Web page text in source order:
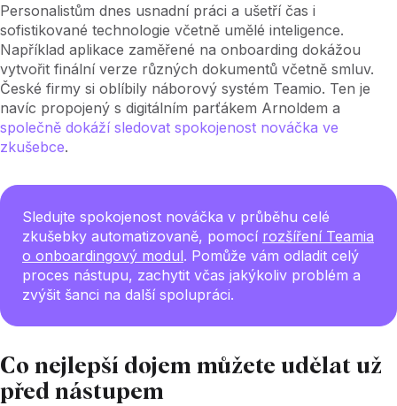
Personalistům dnes usnadní práci a ušetří čas i
sofistikované technologie včetně umělé inteligence.
Například aplikace zaměřené na onboarding dokážou
vytvořit finální verze různých dokumentů včetně smluv.
České firmy si oblíbily náborový systém Teamio. Ten je
navíc propojený s digitálním parťákem Arnoldem a
společně dokážísledovat spokojenost nováčka ve
zkušebce.
Sledujte spokojenost nováčka v průběhu celé
zkušebky automatizovaně, pomocí rozšíření Teamia
o onboardingový modul. Pomůže vám odladit celý
proces nástupu, zachytit včas jakýkoliv problém a
zvýšit šanci na další spolupráci.
Co nejlepší dojem můžete udělat už
před nástupem